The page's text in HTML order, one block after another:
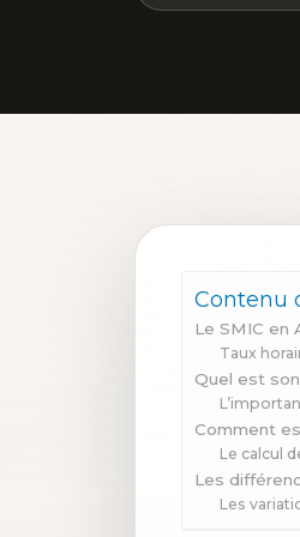
Contenu
Le SMIC en
Taux
Quel est
Comment
Le calcul
Les
Les